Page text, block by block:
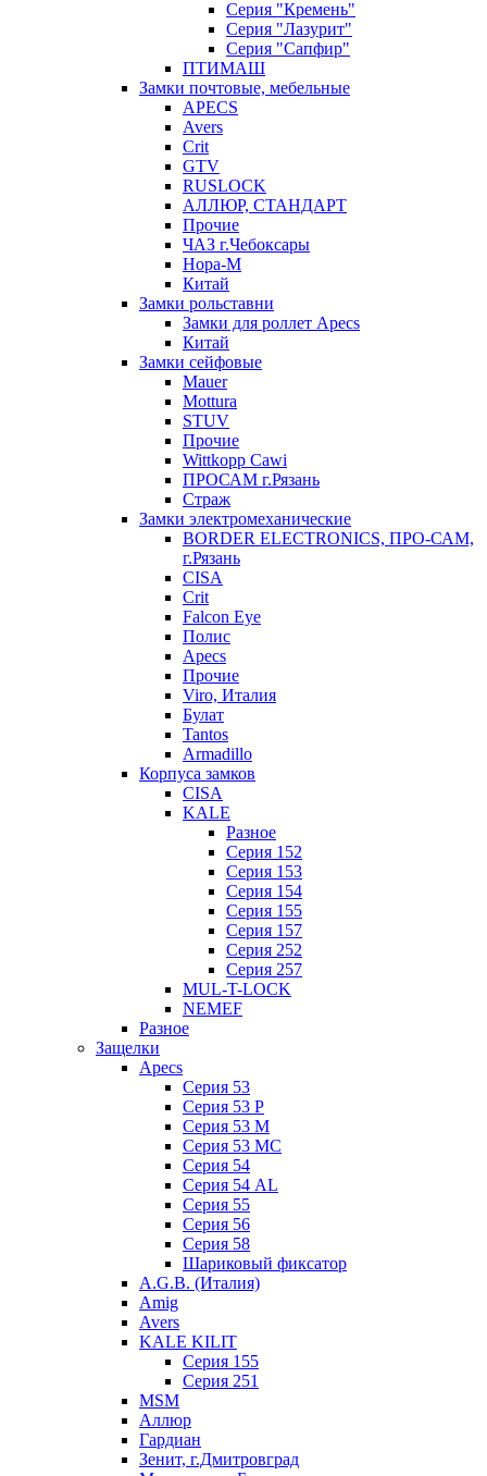
Серия "Кремень"
Серия "Лазурит"
Серия "Сапфир"
ПТИМАШ
Замки почтовые, мебельные
APECS
Avers
Crit
GTV
RUSLOCK
АЛЛЮР, СТАНДАРТ
Прочие
ЧАЗ г.Чебоксары
Нора-М
Китай
Замки рольставни
Замки для роллет Apecs
Китай
Замки сейфовые
Mauer
Mottura
STUV
Прочие
Wittkopp Cawi
ПРОСАМ г.Рязань
Страж
Замки электромеханические
BORDER ELECTRONICS, ПРО-САМ,
г.Рязань
CISA
Crit
Falcon Eye
Полис
Apecs
Прочие
Viro, Италия
Булат
Tantos
Armadillo
Корпуса замков
CISA
KALE
Разное
Серия 152
Серия 153
Серия 154
Серия 155
Серия 157
Серия 252
Серия 257
MUL-T-LOCK
NEMEF
Разное
Защелки
Apecs
Серия 53
Серия 53 P
Серия 53 М
Серия 53 МC
Серия 54
Серия 54 AL
Серия 55
Серия 56
Серия 58
Шариковый фиксатор
A.G.B. (Италия)
Amig
Avers
KALE KILIT
Серия 155
Серия 251
MSM
Аллюр
Гардиан
Зенит, г.Дмитровград